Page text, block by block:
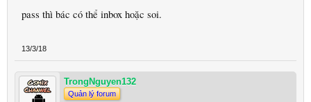
pass thì bác có thể inbox hoặc soi.
13/3/18
TrongNguyen132
Quản lý forum